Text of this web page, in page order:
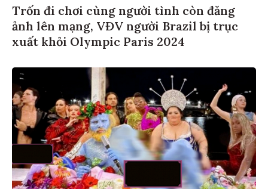
Trốn đi chơi cùng người tình còn đăng
ảnh lên mạng, VĐV người Brazil bị trục
xuất khỏi Olympic Paris 2024